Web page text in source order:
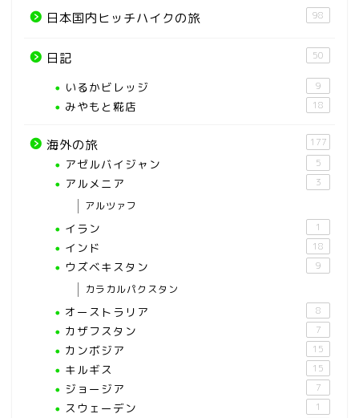
日本国内ヒッチハイクの旅 98
日記 50
いるかビレッジ 9
みやもと糀店 18
海外の旅 177
アゼルバイジャン 5
アルメニア 3
アルツァフ
イラン 1
インド 18
ウズベキスタン 9
カラカルパクスタン
オーストラリア 8
カザフスタン 7
カンボジア 15
キルギス 15
ジョージア 7
スウェーデン 1